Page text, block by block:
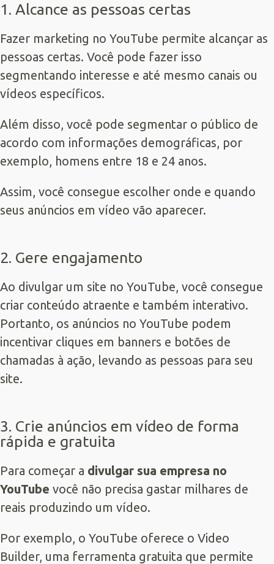
1. Alcance as pessoas certas
Fazer marketing no YouTube permite alcançar as
pessoas certas. Você pode fazer isso
segmentando interesse e até mesmo canais ou
vídeos específicos.
Além disso, você pode segmentar o público de
acordo com informações demográficas, por
exemplo, homens entre 18 e 24 anos.
Assim, você consegue escolher onde e quando
seus anúncios em vídeo vão aparecer.
2. Gere engajamento
Ao divulgar um site no YouTube, você consegue
criar conteúdo atraente e também interativo.
Portanto, os anúncios no YouTube podem
incentivar cliques em banners e botões de
chamadas à ação, levando as pessoas para seu
site.
3. Crie anúncios em vídeo de forma
rápida e gratuita
Para começar a divulgar sua empresa no
YouTube você não precisa gastar milhares de
reais produzindo um vídeo.
Por exemplo, o YouTube oferece o Video
Builder, uma ferramenta gratuita que permite